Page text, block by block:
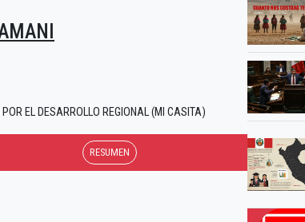
EL DESARROLLO REGIONAL (MI CASITA)
RESUMEN